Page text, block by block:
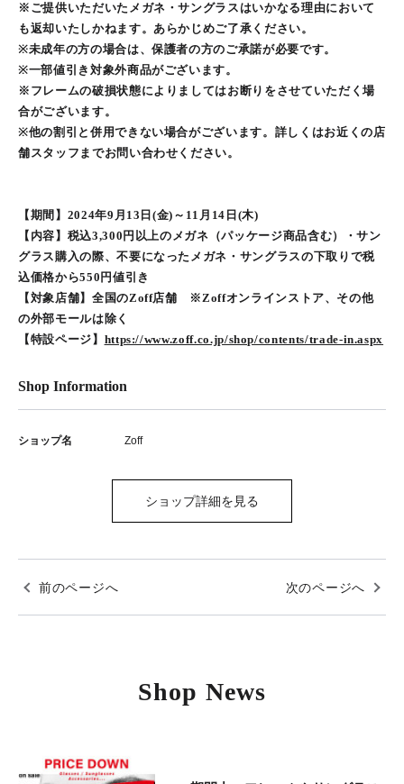
※ご提供いただいたメガネ・サングラスはいかなる理由において
も返却いたしかねます。あらかじめご了承ください。
※未成年の方の場合は、保護者の方のご承諾が必要です。
※一部値引き対象外商品がございます。
※フレームの破損状態によりましてはお断りをさせていただく場
合がございます。
※他の割引と併用できない場合がございます。詳しくはお近くの店
舗スタッフまでお問い合わせください。
【期間】2024年9月13日(金)～11月14日(木)
【内容】税込3,300円以上のメガネ（パッケージ商品含む）・サン
グラス購入の際、不要になったメガネ・サングラスの下取りで税
込価格から550円値引き
【対象店舗】全国のZoff店舗 ※Zoffオンラインストア、その他
の外部モールは除く
【特設ページ】 https://www.zoff.co.jp/shop/contents/trade-in.aspx
Shop Information
ショップ名 Zoff
ショップ詳細を見る
前のページへ 次のページへ
Shop News